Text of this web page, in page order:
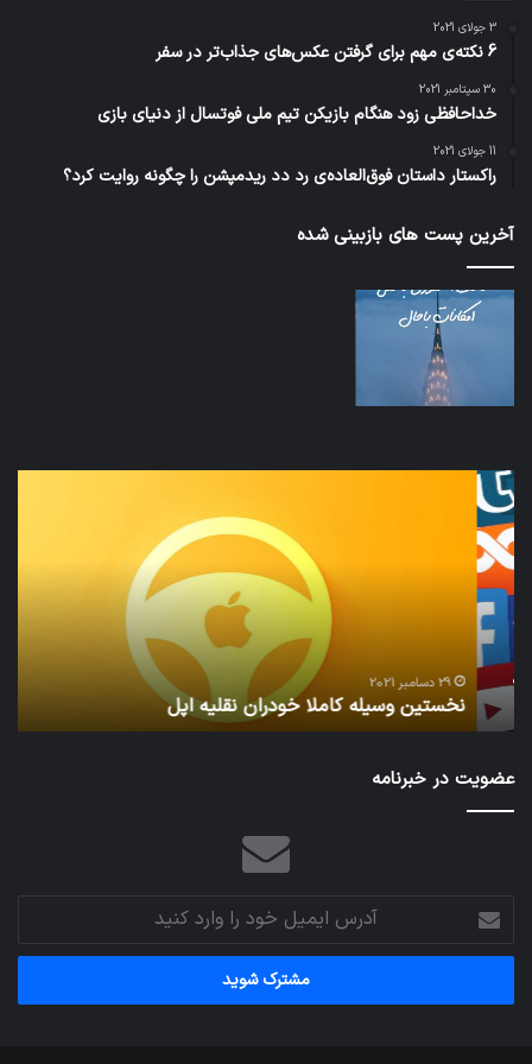
3 جولای 2021
6 نکته‌ی مهم برای گرفتن عکس‌های جذاب‌تر در سفر
30 سپتامبر 2021
خداحافظی زود هنگام بازیکن تیم ملی فوتسال از دنیای بازی
11 جولای 2021
راکستار داستان فوق‌العاده‌ی رد دد ریدمپشن را چگونه روایت کرد؟
آخرین پست های بازبینی شده
نخستین
وسیله
کاملا
خودران
نقلیه
اپل
نخستین وسیله کاملا خودران نقلیه اپل
عضویت در خبرنامه
آدرس
ایمیل
خود
وارد